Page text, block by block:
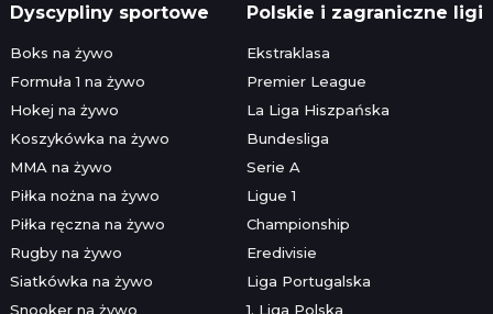
Dyscypliny sportowe
Boks na żywo
Formuła 1 na żywo
Hokej na żywo
Koszykówka na żywo
MMA na żywo
Piłka nożna na żywo
Piłka ręczna na żywo
Rugby na żywo
Siatkówka na żywo
Snooker na żywo
Polskie i zagraniczne ligi
Ekstraklasa
Premier League
La Liga Hiszpańska
Bundesliga
Serie A
Ligue 1
Championship
Eredivisie
Liga Portugalska
1. Liga Polska